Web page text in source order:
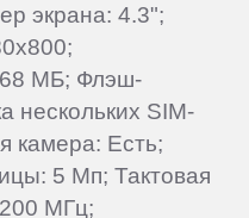
экрана: 4.3";
МБ; Флэш-
нескольких SIM-
камера: Есть;
5 Мп; Тактовая
МГц;